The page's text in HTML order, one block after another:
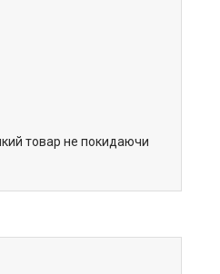
товар не покидаючи